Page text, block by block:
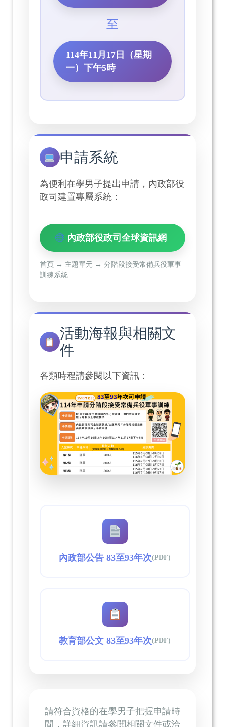
至
114年11月17日（星期
一）下午5時
申請系統
為便利在學男子提出申請，內政部役
政司建置專屬系統：
內政部役政司全球資訊網
首頁 → 主題單元 → 分階段接受常備兵役軍事
訓練系統
活動海報與相關文
件
各類時程請參閱以下資訊：
內政部公告 83至93年次(PDF)
教育部公文 83至93年次(PDF)
請符合資格的在學男子把握申請時
間，詳細資訊請參閱相關文件或洽